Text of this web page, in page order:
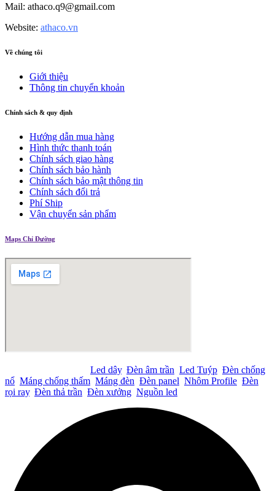
Mail: athaco.q9@gmail.com
Website: athaco.vn
Về chúng tôi
Giới thiệu
Thông tin chuyển khoản
Chính sách & quy định
Hướng dẫn mua hàng
Hình thức thanh toán
Chính sách giao hàng
Chính sách bảo hành
Chính sách bảo mật thông tin
Chính sách đổi trả
Phí Ship
Vận chuyển sản phẩm
Maps Chỉ Đường
Led dây, Đèn âm trần Led Tuýp Đèn chống
nổ Máng chống thấm Máng đèn Đèn panel Nhôm Profile Đèn
rọi ray, Đèn thả trần Đèn xưởng Nguồn led